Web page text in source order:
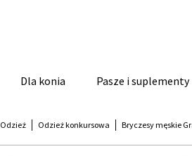
Dla konia Pasze i suplementy
Odzież Odzież konkursowa Bryczesy męskie